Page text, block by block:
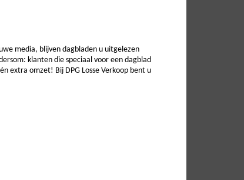
media, blijven dagbladen u uitgelezen
klanten die speciaal voor een dagblad
extra omzet! Bij DPG Losse Verkoop bent u